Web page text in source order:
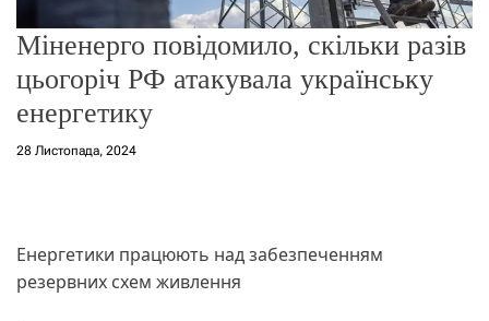
Міненерго повідомило, скільки разів
цьогоріч РФ атакувала українську
енергетику
28 Листопада, 2024
Енергетики працюють над забезпеченням
резервних схем живлення